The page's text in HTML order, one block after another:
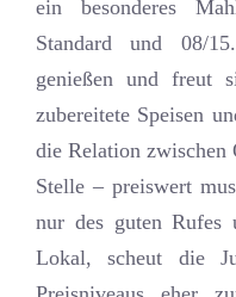
ein besonderes
Standard und 08/
genießen und freut
zubereitete Speisen
die Relation zwischen
Stelle – preiswert
nur des guten Rufes
Lokal, scheut die